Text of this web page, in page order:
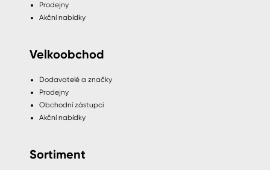
Prodejny
Akční nabídky
Velkoobchod
Dodavatelé a značky
Prodejny
Obchodní zástupci
Akční nabídky
Sortiment